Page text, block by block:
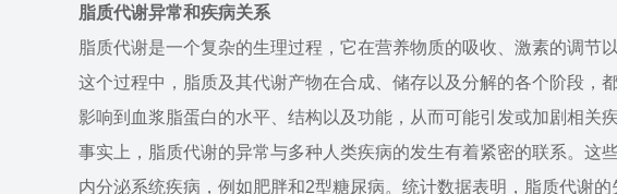
脂质代谢异常和疾病关系
脂质代谢是一个复杂的生理过程，它在营养物质的吸收、激素的调节
这个过程中，脂质及其代谢产物在合成、储存以及分解的各个阶段，
影响到血浆脂蛋白的水平、结构以及功能，从而可能引发或加剧相关疾
事实上，脂质代谢的异常与多种人类疾病的发生有着紧密的联系。这
内分泌系统疾病，例如肥胖和2型糖尿病。统计数据表明，脂质代谢的